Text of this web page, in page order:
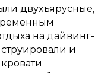
двухъярусные,
на дайвинг-
и